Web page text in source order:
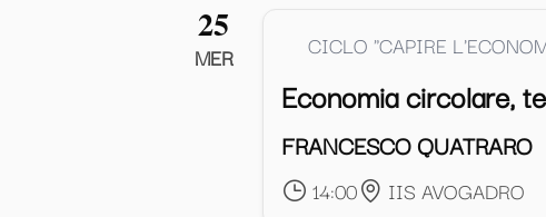
25
MER CICLO "CAPIRE
Economia circolare,
FRANCESCO QUATRARO
14:00 IIS AVOGADRO